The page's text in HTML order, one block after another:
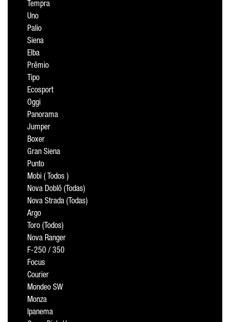
Tempra
Uno
Palio
Siena
Elba
Prêmio
Tipo
Ecosport
Oggi
Panorama
Jumper
Boxer
Gran Siena
Punto
Mobi ( Todos )
Nova Doblô (Todas)
Nova Strada (Todas)
Argo
Toro (Todos)
Nova Ranger
F-250 / 350
Focus
Courier
Mondeo SW
Monza
Ipanema